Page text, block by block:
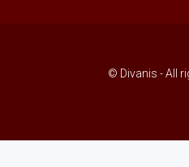
© Divanis - All